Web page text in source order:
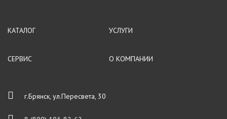
КАТАЛОГ УСЛУГИ
СЕРВИС О КОМПАНИИ
г.Брянск, ул.Пересвета, 30